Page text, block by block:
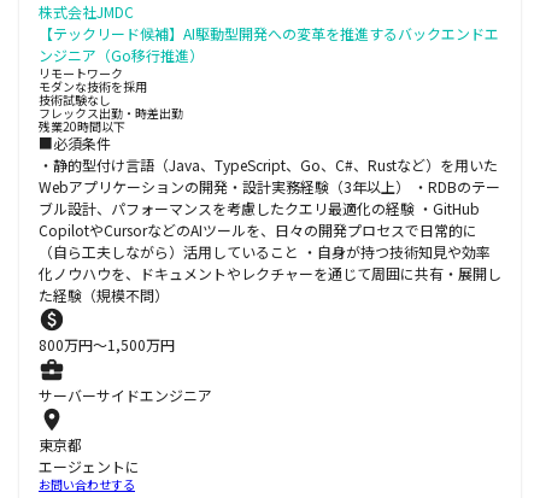
株式会社JMDC
【テックリード候補】AI駆動型開発への変革を推進するバックエンドエ
ンジニア（Go移行推進）
リモートワーク
モダンな技術を採用
技術試験なし
フレックス出勤・時差出勤
残業20時間以下
■必須条件
・静的型付け言語（Java、TypeScript、Go、C#、Rustなど）を用いた
Webアプリケーションの開発・設計実務経験（3年以上） ・RDBのテー
ブル設計、パフォーマンスを考慮したクエリ最適化の経験 ・GitHub
CopilotやCursorなどのAIツールを、日々の開発プロセスで日常的に
（自ら工夫しながら）活用していること ・自身が持つ技術知見や効率
化ノウハウを、ドキュメントやレクチャーを通じて周囲に共有・展開し
た経験（規模不問）
800万円〜1,500万円
サーバーサイドエンジニア
東京都
エージェントに
お問い合わせする